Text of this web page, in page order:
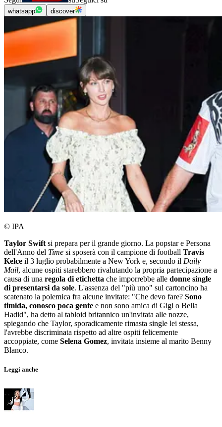
whatsapp discover
© IPA
Taylor Swift si prepara per il grande giorno. La popstar e Persona
dell'Anno del Time si sposerà con il campione di football Travis
Kelce il 3 luglio probabilmente a New York e, secondo il Daily
Mail, alcune ospiti starebbero rivalutando la propria partecipazione a
causa di una regola di etichetta che imporrebbe alle donne single
di presentarsi da sole. L'assenza del "più uno" sul cartoncino ha
scatenato la polemica fra alcune invitate: "Che devo fare? Sono
timida, conosco poca gente e non sono amica di Gigi o Bella
Hadid", ha detto al tabloid britannico un'invitata alle nozze,
spiegando che Taylor, sporadicamente rimasta single lei stessa,
l'avrebbe discriminata rispetto ad altre ospiti felicemente
accoppiate, come Selena Gomez, invitata insieme al marito Benny
Blanco.
Leggi anche